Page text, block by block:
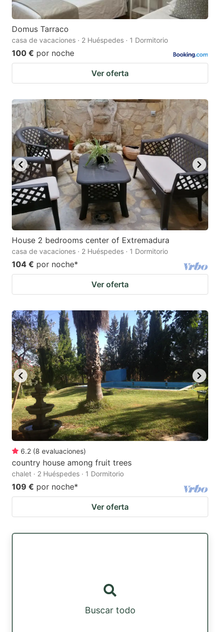
Domus Tarraco
casa de vacaciones · 2 Huéspedes · 1 Dormitorio
100 € por noche
Ver oferta
House 2 bedrooms center of Extremadura
casa de vacaciones · 2 Huéspedes · 1 Dormitorio
104 € por noche*
Ver oferta
6.2 (8 evaluaciones)
country house among fruit trees
chalet · 2 Huéspedes · 1 Dormitorio
109 € por noche*
Ver oferta
Buscar todo